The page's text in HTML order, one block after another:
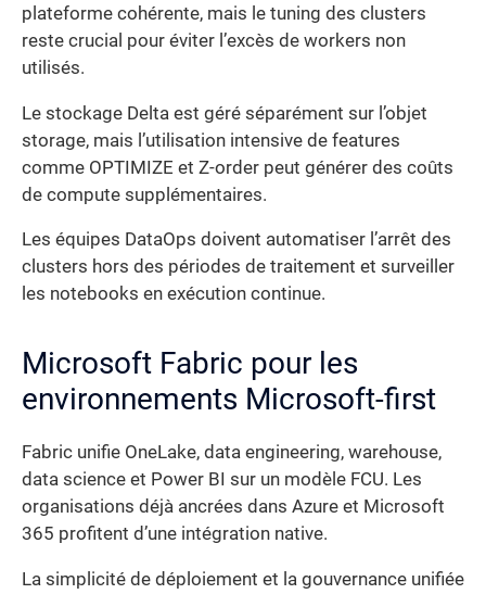
plateforme cohérente, mais le tuning des clusters
reste crucial pour éviter l’excès de workers non
utilisés.
Le stockage Delta est géré séparément sur l’objet
storage, mais l’utilisation intensive de features
comme OPTIMIZE et Z-order peut générer des coûts
de compute supplémentaires.
Les équipes DataOps doivent automatiser l’arrêt des
clusters hors des périodes de traitement et surveiller
les notebooks en exécution continue.
Microsoft Fabric pour les
environnements Microsoft-first
Fabric unifie OneLake, data engineering, warehouse,
data science et Power BI sur un modèle FCU. Les
organisations déjà ancrées dans Azure et Microsoft
365 profitent d’une intégration native.
La simplicité de déploiement et la gouvernance unifiée